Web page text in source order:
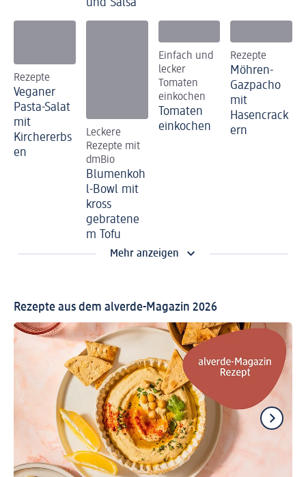
und Salsa
Rezepte
Veganer
Pasta-Salat
mit
Kirchererbs
en
Leckere
Rezepte mit
dmBio
Blumenkoh
l-Bowl mit
kross
gebratene
m Tofu
Einfach und
lecker
Tomaten
einkochen
Tomaten
einkochen
Rezepte
Möhren-
Gazpacho
mit
Hasencrack
ern
Mehr anzeigen
Rezepte aus dem alverde-Magazin 2026